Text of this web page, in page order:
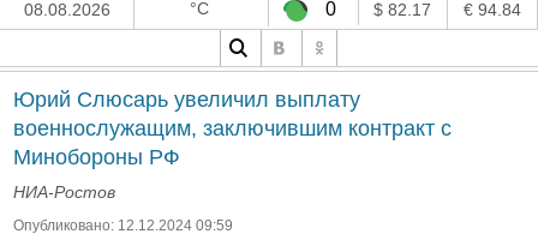
08.08.2026 °C 0 $ 82.17 € 94.84
Юрий Слюсарь увеличил выплату
военнослужащим, заключившим контракт с
Минобороны РФ
НИА-Ростов
Опубликовано: 12.12.2024 09:59